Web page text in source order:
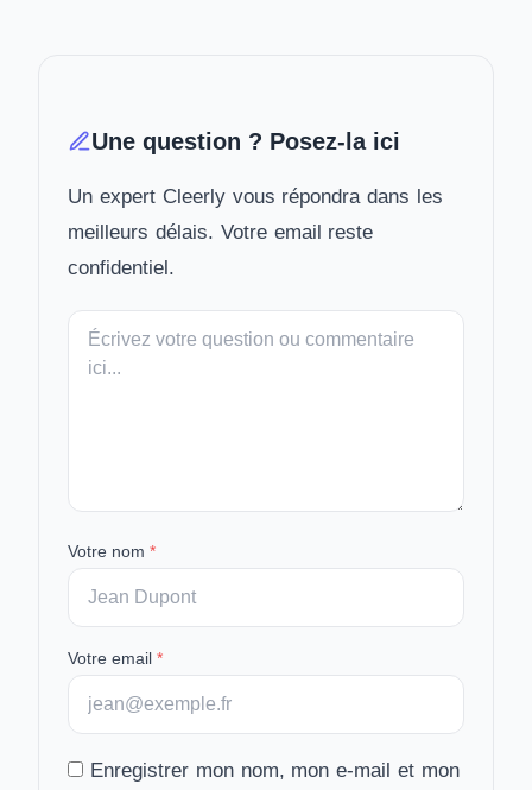
Une question ? Posez-la ici
Un expert Cleerly vous répondra dans les
meilleurs délais. Votre email reste
confidentiel.
Votre
message
Votre nom *
Votre email *
Enregistrer mon nom, mon e-mail et mon